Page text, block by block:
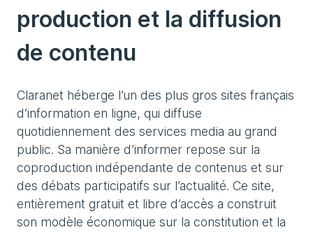
production et la diffusion
de contenu
Claranet héberge l’un des plus gros sites français
d’information en ligne, qui diffuse
quotidiennement des services media au grand
public. Sa manière d’informer repose sur la
coproduction indépendante de contenus et sur
des débats participatifs sur l’actualité. Ce site,
entièrement gratuit et libre d’accès a construit
son modèle économique sur la constitution et la